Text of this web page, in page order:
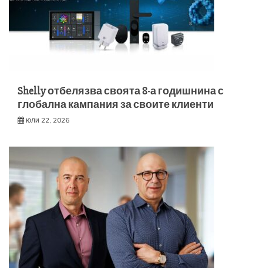
Shelly отбелязва своята 8-а годишнина с
глобална кампания за своите клиенти
юли 22, 2026